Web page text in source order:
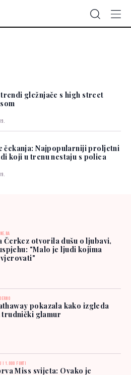
gležnjače s high street
čekanja: Najpopularniji proljetni
koji u trenu nestaju s polica
Čerkez otvorila dušu o ljubavi,
"Malo je ljudi kojima
pokazala kako izgleda
trudnički glamur
I 1.000 FUNTI
Miss svijeta: Ovako je